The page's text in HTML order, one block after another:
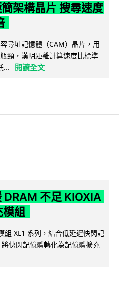
架構晶片 搜尋速度
尋址記憶體（CAM）晶片，用
頸，漢明距離計算速度比標準
...
閱讀全文
DRAM 不足 KIOXIA
組
組 XL1 系列，結合低延遲快閃記
將快閃記憶體轉化為記憶體擴充